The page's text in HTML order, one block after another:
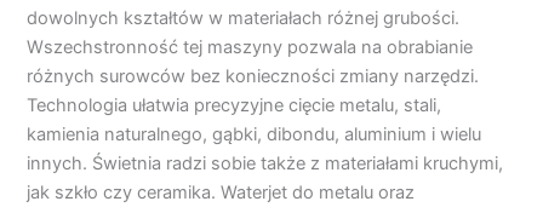
dowolnych kształtów w materiałach różnej grubości.
Wszechstronność tej maszyny pozwala na obrabianie
różnych surowców bez konieczności zmiany narzędzi.
Technologia ułatwia precyzyjne cięcie metalu, stali,
kamienia naturalnego, gąbki, dibondu, aluminium i wielu
innych. Świetnia radzi sobie także z materiałami kruchymi,
jak szkło czy ceramika. Waterjet do metalu oraz